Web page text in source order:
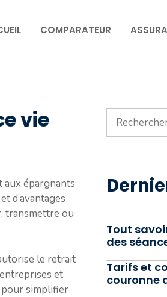
COMPARATEUR
vie
épargnants
d’avantages
transmettre ou
le retrait
et
pour simplifier
Rechercher :
Tout
des
Tarifs et
couronne